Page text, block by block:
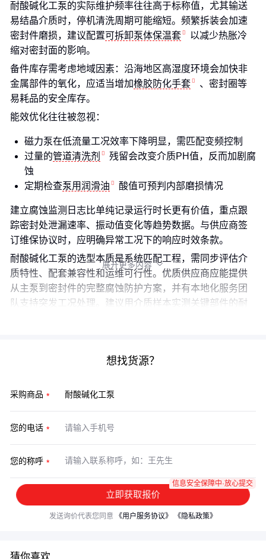
耐酸碱化工泵的实际维护频率往往高于标称值，尤其输送
易结晶介质时，停机清洗周期可能缩短。频繁拆装会加速
密封件磨损，建议配置可拆卸泵体保温套
以减少热胀冷
缩对密封面的影响。
备件库存需考虑地域因素：沿海地区高湿度环境会加快非
金属部件的氧化，应适当增加橡胶防化手套
、密封圈等
易耗品的安全库存。
能效优化往往被忽视：
磁力泵在低流量工况效率下降明显，需匹配变频控制
过量的管道清洗剂
残留会改变介质PH值，反而加剧腐
蚀
定期检查泵用润滑油 酸值可预判内部磨损情况
建立腐蚀监测日志比单纯记录运行时长更有价值，重点跟
踪密封处泄漏速率、振动值变化等趋势数据。与供应商签
订维保协议时，应明确异常工况下的响应时效条款。
耐酸碱化工泵的选型本质是系统匹配工程，需同步评估介
质特性、配套兼容性和运维可行性。优质供应商应能提供
从主泵到密封件的完整腐蚀防护方案，并有本地化服务团
队支持突发工况处理。建议用介质样本实测关键部件的耐
展开更多内容 
想找货源？
采购商品
您的电话
您的称呼
立即获取报价
信息安全保障中·放心提交
发送询价代表您同意 《用户服务协议》 《隐私政策》